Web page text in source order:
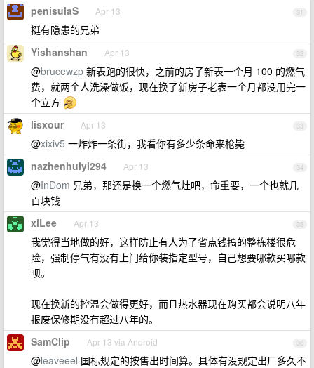
31
penisulaS Apr 13
挺有隐患的兄弟
32
Yishanshan Apr 13
@brucewzp 新表跑的很快，之前的房子新表一个月 100 的燃气
费，就两个人洗澡做饭，现在换了新房子老表一个月都没用完一
个立方
33
lisxour Apr 13
@xixiv5 一炸炸一条街，我看你有多少条命来枪毙
34
nazhenhuiyi294 Apr 13
@InDom 兄弟，那还是换一个燃气灶吧，命重要，一个也就几
百块钱
35
xlLee Apr 13
我觉得当地做的好，这样防止有人为了省点钱搞的整栋楼很危
险，强制停气有没有上门给你装指定型号，自己想要哪款买哪款
呗。
现在换新的控温会做得更好，而且热水器现在购买都会说明八年
报废保修期没有超过八年的。
36
SamClip Apr 13 via Android
@leaveeel 国标规定的按售出时间算。具体有没规定出厂多久不